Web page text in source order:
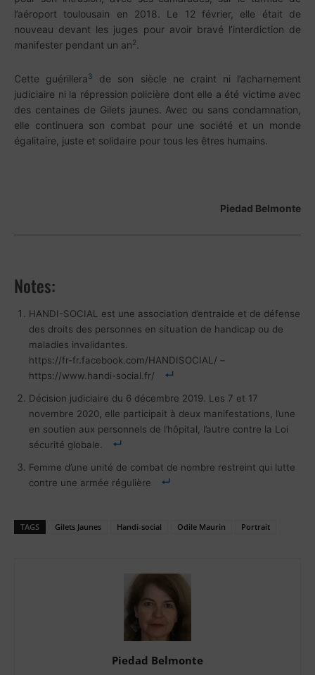
l’aéroport toulousain en 2018. Le 12 février, elle était de
nouveau devant les juges pour avoir bravé l’interdiction de
manifester pendant un an2.
Cette guérillera3
de son siècle ne craint ni l’acharnement
judiciaire ni la répression policière dont elle a été victime avec
des centaines de Gilets jaunes. Avec ou sans condamnation,
elle continuera son combat pour une société et un monde
égalitaire, juste et solidaire pour tous les êtres humains.
Piedad Belmonte
Notes:
HANDI-SOCIAL est une association d’entraide et de défense
des droits des personnes en situation de handicap ou de
maladies invalidantes.
https://fr-fr.facebook.com/HANDISOCIAL/ –
https://www.handi-social.fr/
Décision judiciaire du 6 décembre 2019. Les 7 et 17
novembre 2020, elle participait à deux manifestations, l’une
en soutien aux personnels de l’hôpital, l’autre contre la Loi
sécurité globale.
Femme d’une unité de combat de nombre restreint qui lutte
contre une armée régulière
TAGS Gilets Jaunes Handi-social Odile Maurin Portrait
Piedad Belmonte